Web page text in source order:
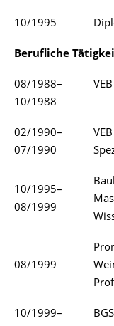
10/1995
Berufliche
08/1988–
10/1988
02/1990–
07/1990
10/1995–
08/1999
08/1999
10/1999–